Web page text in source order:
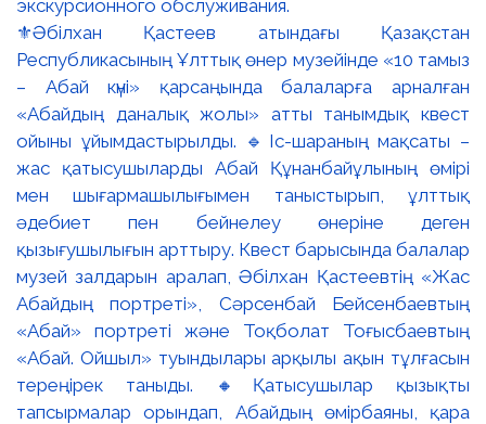
⚜️Әбілхан Қастеев атындағы Қазақстан
Республикасының Ұлттық өнер музейінде «10 тамыз
– Абай күні» қарсаңында балаларға арналған
«Абайдың даналық жолы» атты танымдық квест
ойыны ұйымдастырылды. 🔹Іс-шараның мақсаты –
жас қатысушыларды Абай Құнанбайұлының өмірі
мен шығармашылығымен таныстырып, ұлттық
әдебиет пен бейнелеу өнеріне деген
қызығушылығын арттыру. Квест барысында балалар
музей залдарын аралап, Әбілхан Қастеевтің «Жас
Абайдың портреті», Сәрсенбай Бейсенбаевтың
«Абай» портреті және Тоқболат Тоғысбаевтың
«Абай. Ойшыл» туындылары арқылы ақын тұлғасын
тереңірек таныды. 🔸Қатысушылар қызықты
тапсырмалар орындап, Абайдың өмірбаяны, қара